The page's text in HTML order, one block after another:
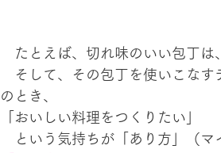
たとえば、切れ味のいい包丁は
そして、その包丁を使いこなす
のとき、
「おいしい料理をつくりたい」
という気持ちが「あり方」（マ